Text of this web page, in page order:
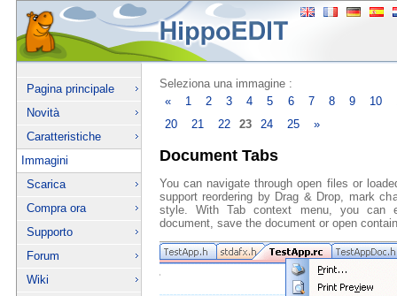
Pagina principale
Novità
Caratteristiche
Immagini
Scarica
Compra ora
Supporto
Forum
Wiki
Seleziona una immagine :
«
1 2 3 4 5 6 7 8 9 10
20
21 22 23 24 25 »
Document Tabs
You can navigate through open files or
support reordering by Drag & Drop, mark
style. With Tab context menu, you can
document, save the document or open